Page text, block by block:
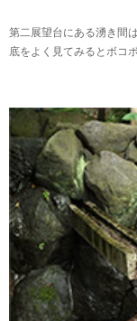
第二展望台にある湧き間
底をよく見てみるとボコ